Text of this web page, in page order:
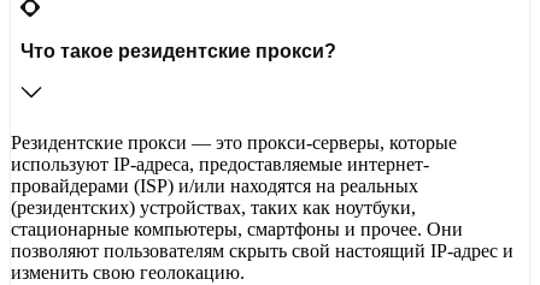
Что такое резидентские прокси?
Резидентские прокси — это прокси-серверы, которые
используют IP-адреса, предоставляемые интернет-
провайдерами (ISP) и/или находятся на реальных
(резидентских) устройствах, таких как ноутбуки,
стационарные компьютеры, смартфоны и прочее. Они
позволяют пользователям скрыть свой настоящий IP-адрес и
изменить свою геолокацию.